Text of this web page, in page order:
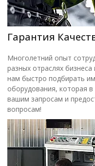
Гарантия
Многолетний опыт
разных отраслях
нам быстро подбирать
оборудования, которая
вашим запросам и
вопросам!